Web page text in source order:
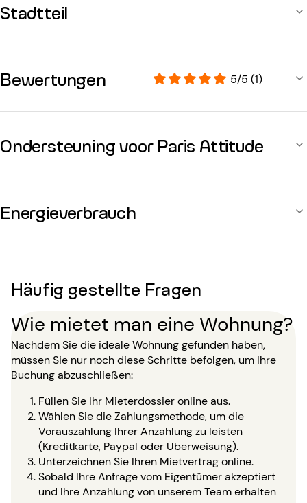
Stadtteil
Bewertungen 5/5 (1)
Ondersteuning voor Paris Attitude
Energieverbrauch
Häufig gestellte Fragen
Wie mietet man eine Wohnung?
Nachdem Sie die ideale Wohnung gefunden haben,
müssen Sie nur noch diese Schritte befolgen, um Ihre
Buchung abzuschließen:
Füllen Sie Ihr Mieterdossier online aus.
Wählen Sie die Zahlungsmethode, um die
Vorauszahlung Ihrer Anzahlung zu leisten
(Kreditkarte, Paypal oder Überweisung).
Unterzeichnen Sie Ihren Mietvertrag online.
Sobald Ihre Anfrage vom Eigentümer akzeptiert
und Ihre Anzahlung von unserem Team erhalten